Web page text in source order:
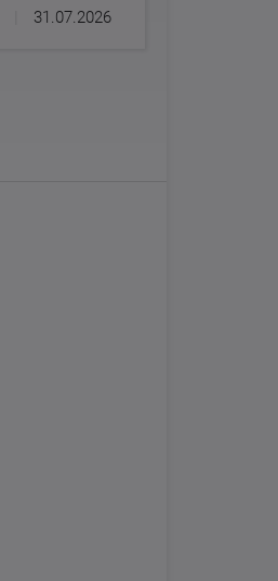
31.07.2026